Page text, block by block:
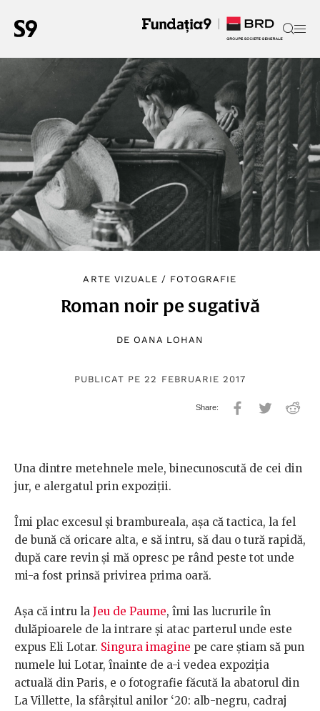
ARTE VIZUALE / FOTOGRAFIE
Roman noir pe sugativă
DE OANA LOHAN
PUBLICAT PE 22 FEBRUARIE 2017
Una dintre metehnele mele, binecunoscută de cei din
jur, e alergatul prin expoziţii.
Îmi plac excesul şi brambureala, aşa că tactica, la fel
de bună că oricare alta, e să intru, să dau o tură rapidă,
după care revin şi mă opresc pe rând peste tot unde
mi-a fost prinsă privirea prima oară.
Aşa că intru la Jeu de Paume, îmi las lucrurile în
dulăpioarele de la intrare şi atac parterul unde este
expus Eli Lotar. Singura imagine pe care ştiam să pun
numele lui Lotar, înainte de a-i vedea expoziţia
actuală din Paris, e o fotografie făcută la abatorul din
La Villette, la sfârşitul anilor ‘20: alb-negru, cadraj